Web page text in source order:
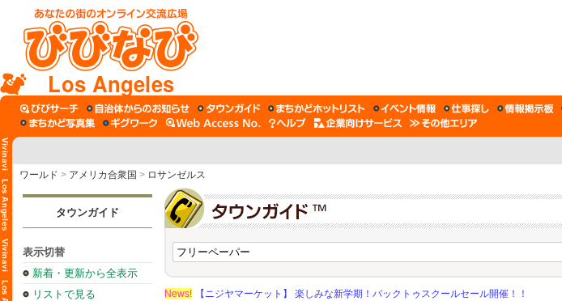
Los Angeles
ワールド > アメリカ合衆国 > ロサンゼルス
タウンガイド
表示切替
新着・更新から全表示
リストで見る
News!
【ニジヤマーケット】 楽しみな新学期！バックトゥスクールセール開催！！